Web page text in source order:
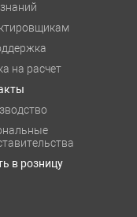
на расчет
в розницу